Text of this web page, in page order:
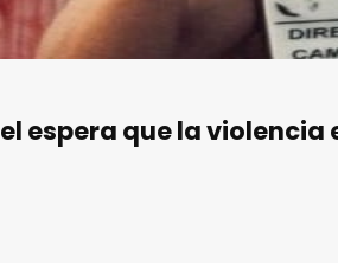
espera que la violencia